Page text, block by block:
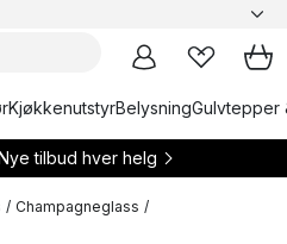
KjøkkenutstyrBelysningGulvtepper
tilbud hver helg
/ Champagneglass /